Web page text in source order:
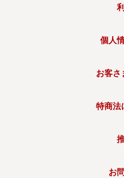
個人
お客さ
特商法
お